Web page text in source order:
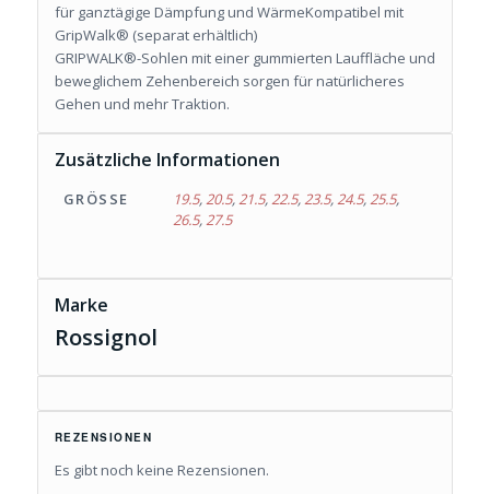
für ganztägige Dämpfung und WärmeKompatibel mit
GripWalk® (separat erhältlich)
GRIPWALK®-Sohlen mit einer gummierten Lauffläche und
beweglichem Zehenbereich sorgen für natürlicheres
Gehen und mehr Traktion.
Zusätzliche Informationen
GRÖSSE 19.5,20.5,21.5,22.5,23.5,24.5,25.5,
26.5,27.5
Marke
Rossignol
REZENSIONEN
Es gibt noch keine Rezensionen.